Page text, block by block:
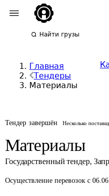
Найти грузы
Главная
Тендеры
Материалы
Тендер завершён Несколько
Материалы
Государственный тендер,
Осуществление перевозок с